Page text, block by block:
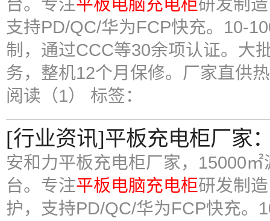
台。专注平板电脑充电柜研发制
支持PD/QC/华为FCP快充。10-
制，通过CCC等30余项认证。大
务，整机12个月保修。厂家直供
阅读（1） 标签：
[行业资讯]平板充电柜厂家
安和力平板充电柜厂家，15000
台。专注平板电脑充电柜研发制
护，支持PD/QC/华为FCP快充。